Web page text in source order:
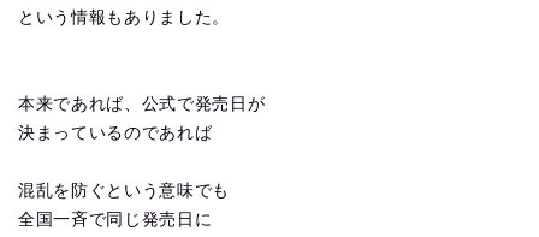
という情報もありました。
本来であれば、公式で発売日が
決まっているのであれば
混乱を防ぐという意味でも
全国一斉で同じ発売日に